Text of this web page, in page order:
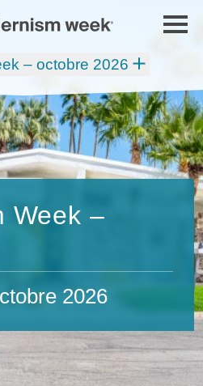
– octobre 2026
Week –
2026